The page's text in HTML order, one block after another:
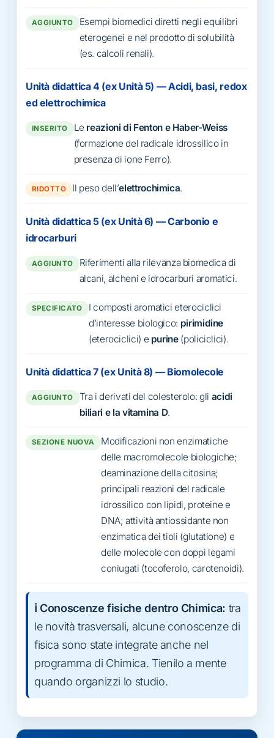
AGGIUNTO
Esempi biomedici diretti negli equilibri
eterogenei e nel prodotto di solubilità
(es. calcoli renali).
Unità didattica 4 (ex Unità 5) — Acidi, basi, redox
ed elettrochimica
INSERITO Le reazioni di Fenton e Haber-Weiss
(formazione del radicale idrossilico in
presenza di ione Ferro).
RIDOTTO Il peso dell’elettrochimica.
Unità didattica 5 (ex Unità 6) — Carbonio e
idrocarburi
AGGIUNTO
Riferimenti alla rilevanza biomedica di
alcani, alcheni e idrocarburi aromatici.
SPECIFICATO
I composti aromatici eterociclici
d’interesse biologico: pirimidine
(eterociclici) e purine(policiclici).
Unità didattica 7 (ex Unità 8) — Biomolecole
AGGIUNTO Tra i derivati del colesterolo: gli acidi
biliari e la vitamina D.
SEZIONE NUOVA
Modificazioni non enzimatiche
delle macromolecole biologiche;
deaminazione della citosina;
principali reazioni del radicale
idrossilico con lipidi, proteine e
DNA; attività antiossidante non
enzimatica dei tioli (glutatione) e
delle molecole con doppi legami
coniugati (tocoferolo, carotenoidi).
ℹ️ Conoscenze fisiche dentro Chimica: tra
le novità trasversali, alcune conoscenze di
fisica sono state integrate anche nel
programma di Chimica. Tienilo a mente
quando organizzi lo studio.